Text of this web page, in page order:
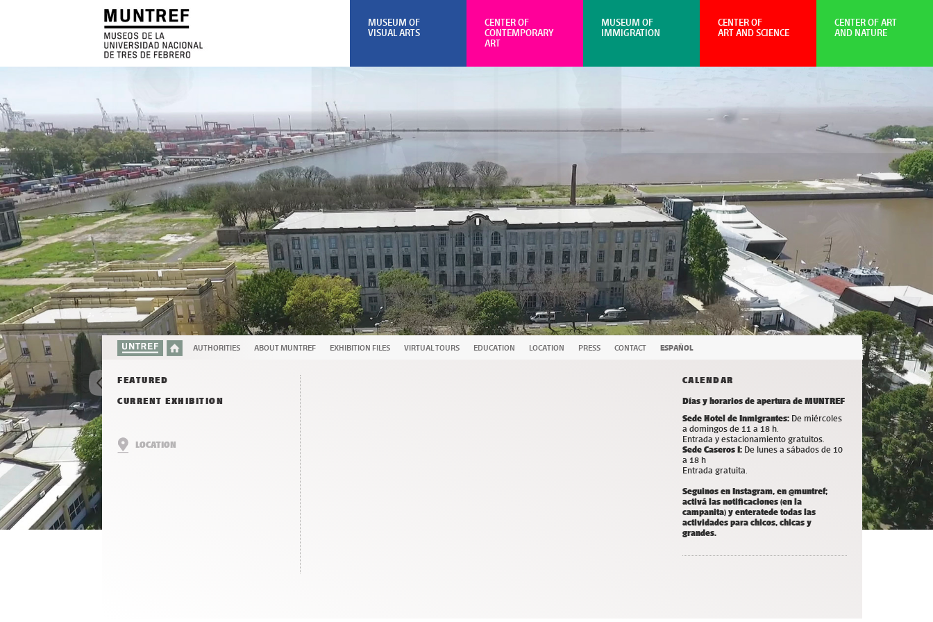
AUTHORITIES ABOUT MUNTREF EXHIBITION FILES VIRTUAL TOURS EDUCATION LOCATION PRESS CONTACT ESPAÑOL
FEATURED
CURRENT EXHIBITION
LOCATION
CALENDAR
Días y horarios de apertura de MUNTREF
Sede Hotel de Inmigrantes:De miércoles
a domingos de 11 a 18 h.
Entrada y estacionamiento gratuitos.
Sede Caseros I:De lunes a sábados de 10
a 18 h
Entrada gratuita.
Seguinos en Instagram, en @muntref;
activá las notificaciones (en la
campanita) y enteratede todas las
actividades para chicos, chicas y
grandes.
CENTER OF ART
AND NATURE
CENTER OF
ART AND SCIENCE
MUSEUM OF
IMMIGRATION
CENTER OF
CONTEMPORARY
ART
MUSEUM OF
VISUAL ARTS